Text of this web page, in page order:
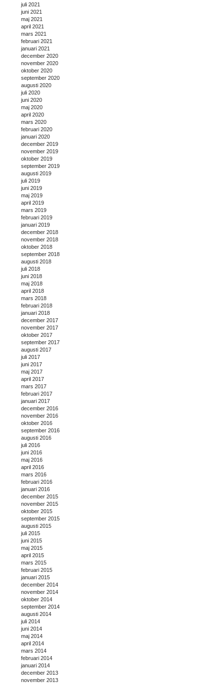
juli 2021
juni 2021
maj 2021
april 2021
mars 2021
februari 2021
januari 2021
december 2020
november 2020
oktober 2020
september 2020
augusti 2020
juli 2020
juni 2020
maj 2020
april 2020
mars 2020
februari 2020
januari 2020
december 2019
november 2019
oktober 2019
september 2019
augusti 2019
juli 2019
juni 2019
maj 2019
april 2019
mars 2019
februari 2019
januari 2019
december 2018
november 2018
oktober 2018
september 2018
augusti 2018
juli 2018
juni 2018
maj 2018
april 2018
mars 2018
februari 2018
januari 2018
december 2017
november 2017
oktober 2017
september 2017
augusti 2017
juli 2017
juni 2017
maj 2017
april 2017
mars 2017
februari 2017
januari 2017
december 2016
november 2016
oktober 2016
september 2016
augusti 2016
juli 2016
juni 2016
maj 2016
april 2016
mars 2016
februari 2016
januari 2016
december 2015
november 2015
oktober 2015
september 2015
augusti 2015
juli 2015
juni 2015
maj 2015
april 2015
mars 2015
februari 2015
januari 2015
december 2014
november 2014
oktober 2014
september 2014
augusti 2014
juli 2014
juni 2014
maj 2014
april 2014
mars 2014
februari 2014
januari 2014
december 2013
november 2013